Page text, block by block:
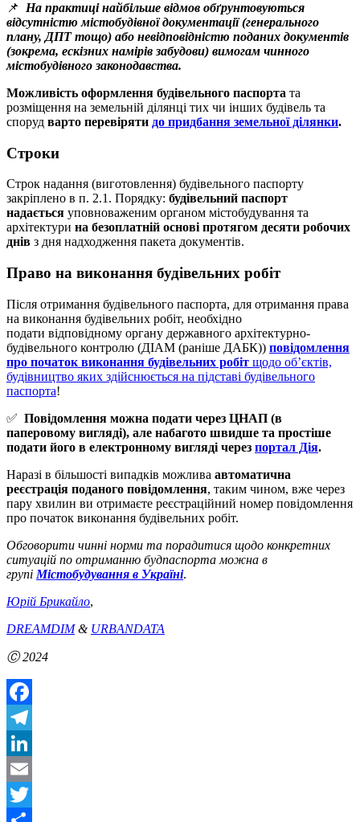
📌
На практиці найбільше відмов обґрунтовуються
відсутністю містобудівної документації (генерального
плану, ДПТ тощо) або невідповідністю поданих документів
(зокрема, ескізних намірів забудови) вимогам чинного
містобудівного законодавства.
Можливість оформлення будівельного паспорта та
розміщення на земельній ділянці тих чи інших будівель та
споруд варто перевіряти до придбання земельної ділянки.
Строки
Строк надання (виготовлення) будівельного паспорту
закріплено в п. 2.1. Порядку: будівельний паспорт
надається уповноваженим органом містобудування та
архітектури на безоплатній основі протягом десяти робочих
днів з дня надходження пакета документів.
Право на виконання будівельних робіт
Після отримання будівельного паспорта, для отримання права
на виконання будівельних робіт, необхідно
подати відповідному органу державного архітектурно-
будівельного контролю (ДІАМ (раніше ДАБК)) повідомлення
про початок виконання будівельних робіт щодо об’єктів,
будівництво яких здійснюється на підставі будівельного
паспорта!
✅ Повідомлення можна подати через ЦНАП (в
паперовому вигляді), але набагото швидше та простіше
подати його в електронному вигляді через портал Дія.
Наразі в більшості випадків можлива автоматична
реєстрація поданого повідомлення, таким чином, вже через
пару хвилин ви отримаєте реєстраційний номер повідомлення
про початок виконання будівельних робіт.
Обговорити чинні норми та порадитися щодо конкретних
ситуацій по отриманню будпаспорта можна в
групі Містобудування в Україні.
Юрій Брикайло,
DREAMDIM& URBANDATA
Ⓒ 2024
Facebook
Telegram
LinkedIn
Email